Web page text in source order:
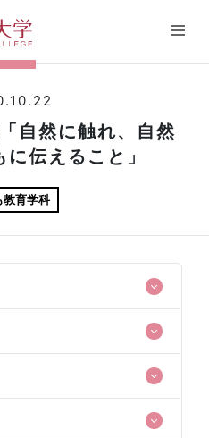
自然に触れ、自然
伝えること」
教育学科